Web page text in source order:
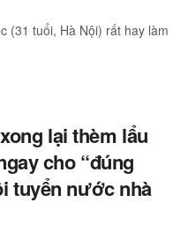
(31 tuổi, Hà Nội) rất hay làm
lại thèm lẩu
cho “đúng
tuyển nước nhà